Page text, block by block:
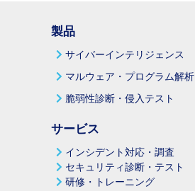
製品
サイバーインテリジェンス
マルウェア・プログラム解析
脆弱性診断・侵入テスト
サービス
インシデント対応・調査
セキュリティ診断・テスト
研修・トレーニング